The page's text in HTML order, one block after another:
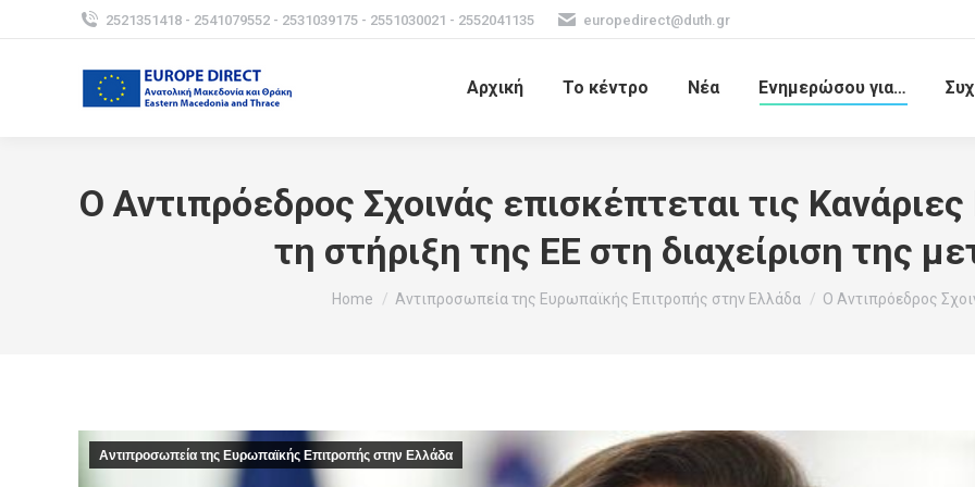
2521351418 - 2541079552 - 2531039175 - 2551030021 - 2552041135 europedirect@duth.gr
Αρχική Το κέντρο Νέα Ενημερώσου για…
Ο Αντιπρόεδρος Σχοινάς επισκέπτεται τις
τη στήριξη της ΕΕ στη διαχείριση της
You are here:
Home Αντιπροσωπεία της Ευρωπαϊκής Επιτροπής στην Ελλάδα Ο Αντιπρόεδρος
Αντιπροσωπεία της Ευρωπαϊκής Επιτροπής στην Ελλάδα